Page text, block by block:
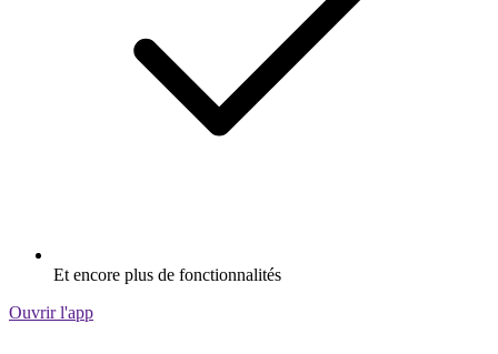
Et encore plus de fonctionnalités
Ouvrir l'app